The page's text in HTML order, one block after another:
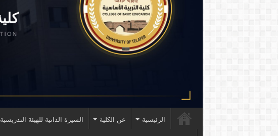
الرئيسية عن الكلية السيرة الذاتية للهيئة التدريسية